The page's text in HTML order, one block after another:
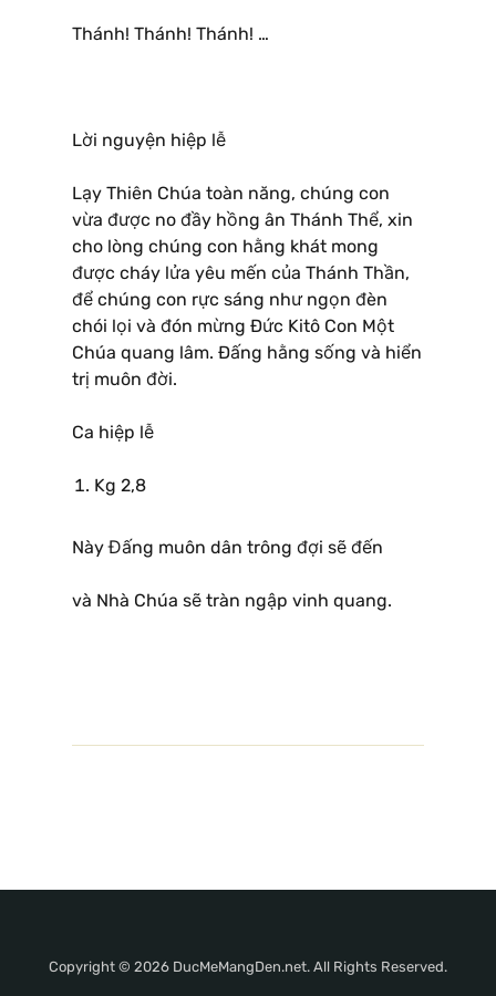
Thánh! Thánh! Thánh! …
Lời nguyện hiệp lễ
Lạy Thiên Chúa toàn năng, chúng con
vừa được no đầy hồng ân Thánh Thể, xin
cho lòng chúng con hằng khát mong
được cháy lửa yêu mến của Thánh Thần,
để chúng con rực sáng như ngọn đèn
chói lọi và đón mừng Ðức Kitô Con Một
Chúa quang lâm. Ðấng hằng sống và hiển
trị muôn đời.
Ca hiệp lễ
Kg 2,8
Này Đấng muôn dân trông đợi sẽ đến
và Nhà Chúa sẽ tràn ngập vinh quang.
Copyright © 2026 DucMeMangDen.net. All Rights Reserved.